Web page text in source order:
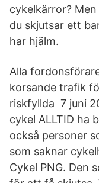
cykelkärror?
du skjutsar ett
har hjälm.
Alla
korsande trafik
riskfyllda 7 juni
cykel ALLTID ha
också personer
som saknar
Cykel PNG. Den